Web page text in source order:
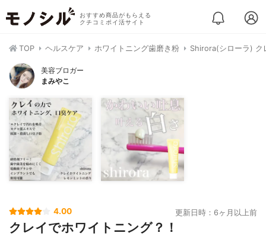
おすすめ商品がもらえる
クチコミポイ活サイト
TOP ヘルスケア ホワイトニング歯磨き粉 Shirora(シローラ) ク
美容ブロガー
まみやこ
4.00 更新日時：6ヶ月以上前
クレイでホワイトニング？！